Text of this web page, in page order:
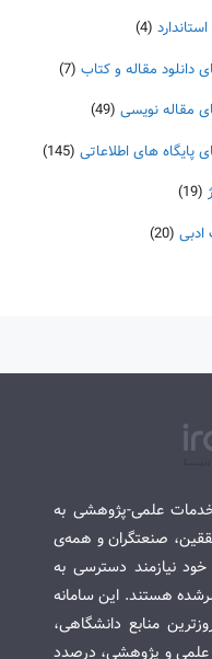
(4)
دانلود مقاله و کتاب (7)
مقاله نویسی (49)
پایگاه های اطلاعاتی (145)
(19)
(20)
خدمات علمی-پژوهشی به
صنعتگران و همه‌ی
نیازمند دسترسی به
هستند. این سامانه
منابع دانشگاهی،
علمی و پژوهشی، درصدد